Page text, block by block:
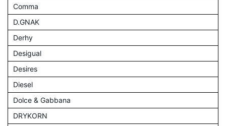
Comma
D.GNAK
Derhy
Desigual
Desires
Diesel
Dolce & Gabbana
DRYKORN